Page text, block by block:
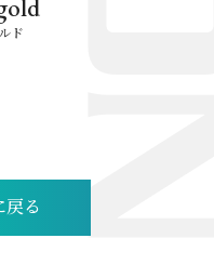
ド
戻る